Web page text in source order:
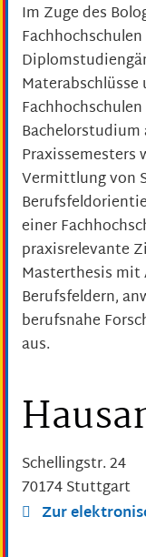
Im Zuge des
Bachelorstudium
Vermittlung von
einer
praxisrelevante
Masterthesis mit
Berufsfeldern,
berufsnahe
aus.
Schellingstr. 24
70174Stuttgart
Zur